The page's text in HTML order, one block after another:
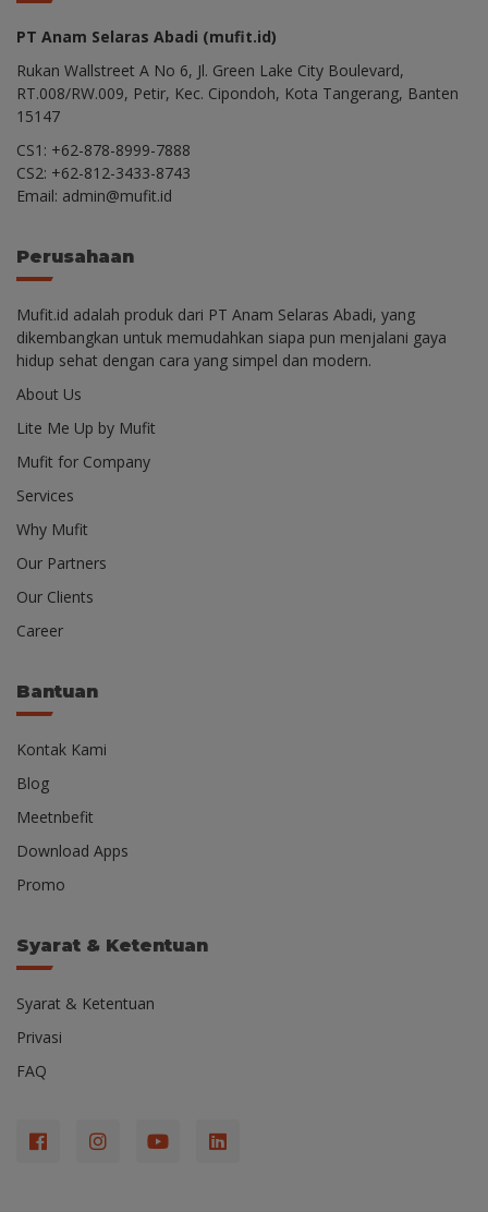
PT Anam Selaras Abadi (mufit.id)
Rukan Wallstreet A No 6, Jl. Green Lake City Boulevard,
RT.008/RW.009, Petir, Kec. Cipondoh, Kota Tangerang, Banten
15147
CS1: +62-878-8999-7888
CS2: +62-812-3433-8743
Email: admin@mufit.id
Perusahaan
Mufit.id adalah produk dari PT Anam Selaras Abadi, yang
dikembangkan untuk memudahkan siapa pun menjalani gaya
hidup sehat dengan cara yang simpel dan modern.
About Us
Lite Me Up by Mufit
Mufit for Company
Services
Why Mufit
Our Partners
Our Clients
Career
Bantuan
Kontak Kami
Blog
Meetnbefit
Download Apps
Promo
Syarat & Ketentuan
Syarat & Ketentuan
Privasi
FAQ